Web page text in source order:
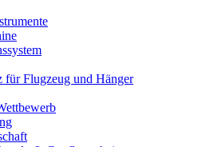
für Flugzeug und Hänger